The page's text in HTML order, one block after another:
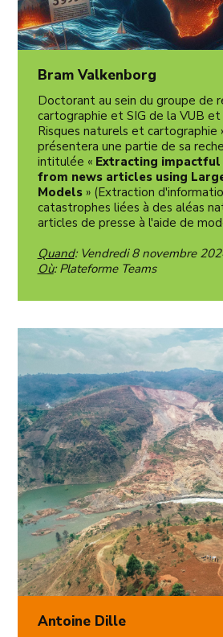
Bram Valkenborg
Doctorant au sein du groupe de
cartographie et SIG de la VUB et
Risques naturels et cartographie
présentera une partie de sa
intitulée « Extracting impactful
from news articles using
Models » (Extraction
catastrophes liées à des aléas
articles de presse à l'aide de
Quand: Vendredi 8 novembre
Où: Plateforme Teams
Antoine Dille